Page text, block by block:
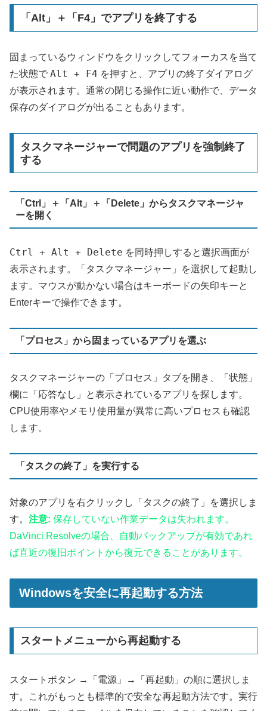
「Alt」＋「F4」でアプリを終了する
固まっているウィンドウをクリックしてフォーカスを当て
た状態で Alt + F4 を押すと、アプリの終了ダイアログ
が表示されます。通常の閉じる操作に近い動作で、データ
保存のダイアログが出ることもあります。
タスクマネージャーで問題のアプリを強制終了
する
「Ctrl」＋「Alt」＋「Delete」からタスクマネージャ
ーを開く
Ctrl + Alt + Delete を同時押しすると選択画面が
表示されます。「タスクマネージャー」を選択して起動し
ます。マウスが動かない場合はキーボードの矢印キーと
Enterキーで操作できます。
「プロセス」から固まっているアプリを選ぶ
タスクマネージャーの「プロセス」タブを開き、「状態」
欄に「応答なし」と表示されているアプリを探します。
CPU使用率やメモリ使用量が異常に高いプロセスも確認
します。
「タスクの終了」を実行する
対象のアプリを右クリックし「タスクの終了」を選択しま
す。 注意: 保存していない作業データは失われます。
DaVinci Resolveの場合、自動バックアップが有効であれ
ば直近の復旧ポイントから復元できることがあります。
Windowsを安全に再起動する方法
スタートメニューから再起動する
スタートボタン →「電源」→「再起動」の順に選択しま
す。これがもっとも標準的で安全な再起動方法です。実行